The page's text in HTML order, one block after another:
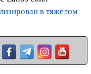
в тяжелом